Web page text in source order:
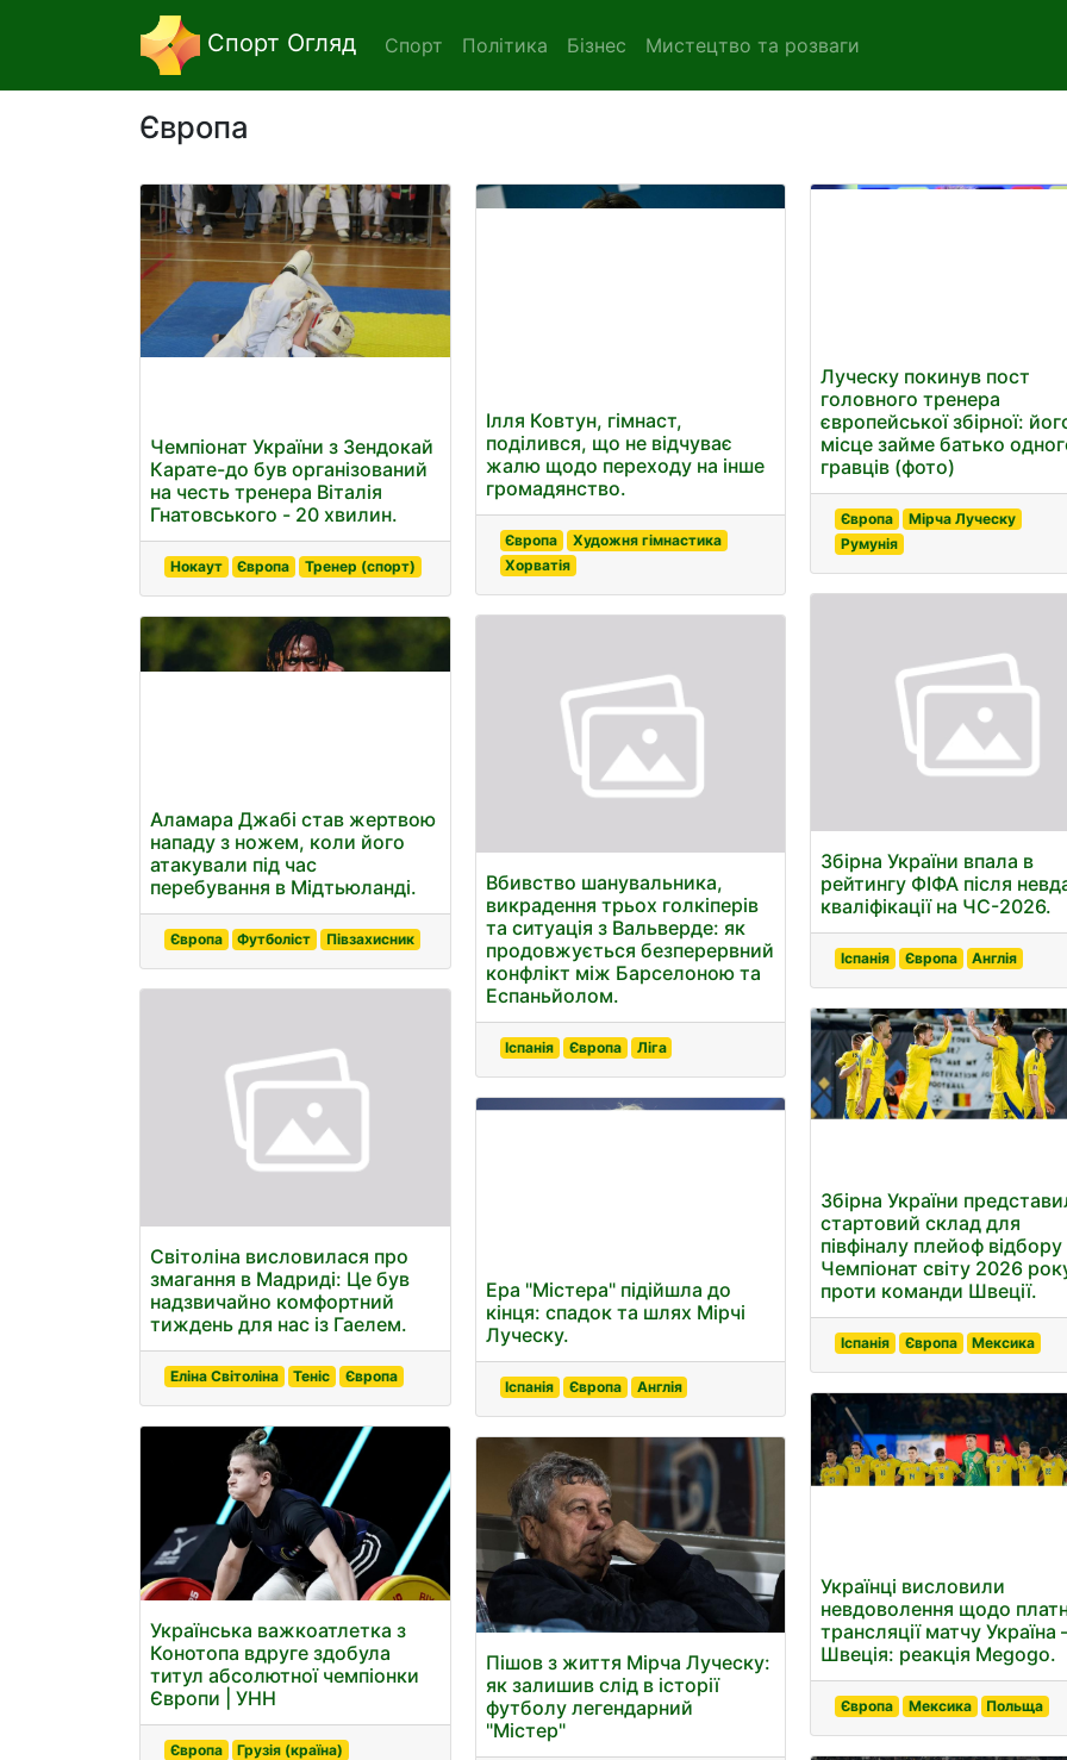
Спорт Огляд Спорт Політика Бізнес Мистецтво та розваги
Європа
Чемпіонат України з Зендокай
Карате-до був організований
на честь тренера Віталія
Гнатовського - 20 хвилин.
Нокаут Європа Тренер (спорт)
Аламара Джабі став жертвою
нападу з ножем, коли його
атакували під час
перебування в Мідтьюланді.
Європа Футболіст Півзахисник
Світоліна висловилася про
змагання в Мадриді: Це був
надзвичайно комфортний
тиждень для нас із Гаелем.
Еліна Світоліна Теніс Європа
Українська важкоатлетка з
Конотопа вдруге здобула
титул абсолютної чемпіонки
Європи | УНН
Європа
Грузія (країна)
Ілля Ковтун, гімнаст,
поділився, що не відчуває
жалю щодо переходу на інше
громадянство.
Європа
Художня гімнастика
Хорватія
Вбивство шанувальника,
викрадення трьох голкіперів
та ситуація з Вальверде: як
продовжується безперервний
конфлікт між Барселоною та
Еспаньйолом.
Іспанія Європа Ліга
Ера "Містера" підійшла до
кінця: спадок та шлях Мірчі
Луческу.
Іспанія Європа Англія
Пішов з життя Мірча Луческу:
як залишив слід в історії
футболу легендарний
"Містер"
Луческу покинув пост
головного тренера
європейської збірної:
місце займе батько
гравців (фото)
Європа
Мірча Луческу
Румунія
Збірна України впала в
рейтингу ФІФА після
кваліфікації на ЧС-2026.
Іспанія Європа Англія
Збірна України
стартовий склад для
півфіналу плейоф відбору
Чемпіонат світу 2026
проти команди Швеції.
Іспанія Європа Мексика
Українці висловили
невдоволення щодо
трансляції матчу Україна
Швеція: реакція Megogo.
Європа Мексика Польща